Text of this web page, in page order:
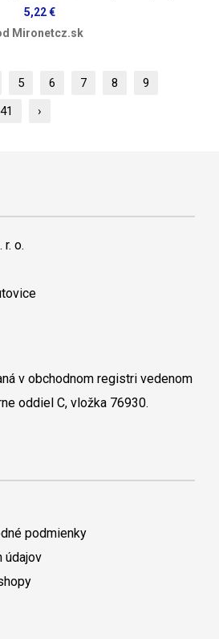
5,22 €
Mironetcz.sk
5 6 7 8
9
41 ›
o.
v obchodnom registri vedenom
oddiel C, vložka 76930.
podmienky
údajov